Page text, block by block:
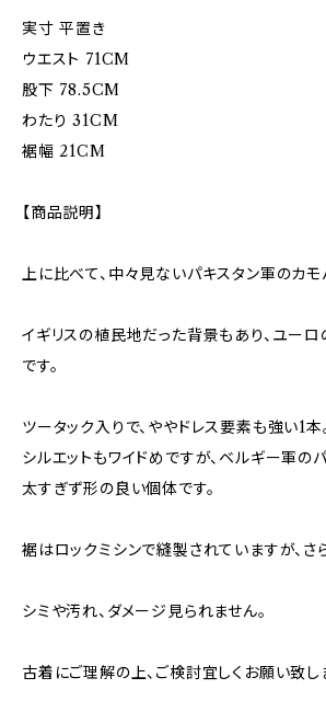
実寸 平置き
ウエスト 71CM
股下 78.5CM
わたり 31CM
裾幅 21CM
【商品説明】
上に比べて、中々見ないパキスタン軍のカモ
イギリスの植民地だった背景もあり、ユーロ
です。
ツータック入りで、ややドレス要素も強い1本
シルエットもワイドめですが、ベルギー軍の
太すぎず形の良い個体です。
裾はロックミシンで縫製されていますが、さ
シミや汚れ、ダメージ見られません。
古着にご理解の上、ご検討宜しくお願い致し